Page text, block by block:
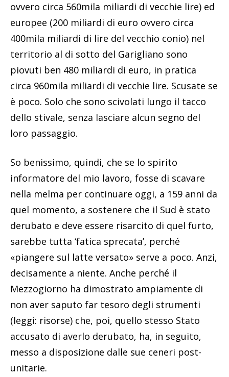
ovvero circa 560mila miliardi di vecchie lire) ed
europee (200 miliardi di euro ovvero circa
400mila miliardi di lire del vecchio conio) nel
territorio al di sotto del Garigliano sono
piovuti ben 480 miliardi di euro, in pratica
circa 960mila miliardi di vecchie lire. Scusate se
è poco. Solo che sono scivolati lungo il tacco
dello stivale, senza lasciare alcun segno del
loro passaggio.
So benissimo, quindi, che se lo spirito
informatore del mio lavoro, fosse di scavare
nella melma per continuare oggi, a 159 anni da
quel momento, a sostenere che il Sud è stato
derubato e deve essere risarcito di quel furto,
sarebbe tutta ‘fatica sprecata’, perché
«piangere sul latte versato» serve a poco. Anzi,
decisamente a niente. Anche perché il
Mezzogiorno ha dimostrato ampiamente di
non aver saputo far tesoro degli strumenti
(leggi: risorse) che, poi, quello stesso Stato
accusato di averlo derubato, ha, in seguito,
messo a disposizione dalle sue ceneri post-
unitarie.